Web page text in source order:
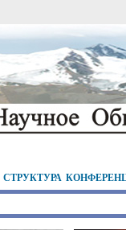
СТРУКТУРА